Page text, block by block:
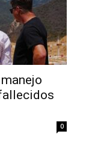
0